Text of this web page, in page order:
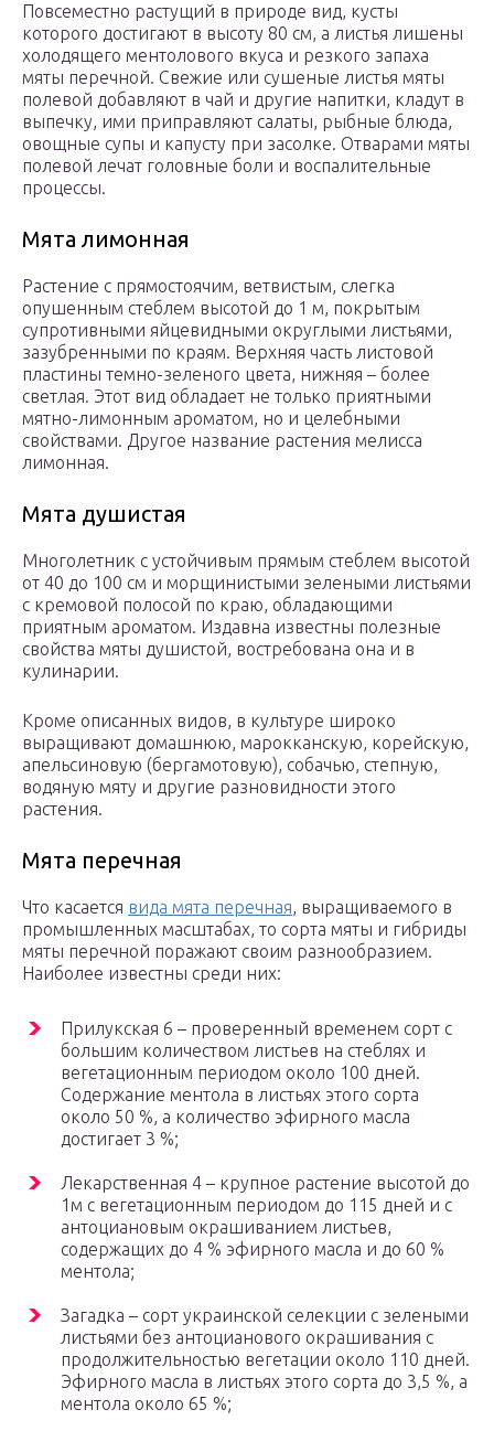
Повсеместно растущий в природе вид, кусты
которого достигают в высоту 80 см, а листья лишены
холодящего ментолового вкуса и резкого запаха
мяты перечной. Свежие или сушеные листья мяты
полевой добавляют в чай и другие напитки, кладут в
выпечку, ими приправляют салаты, рыбные блюда,
овощные супы и капусту при засолке. Отварами мяты
полевой лечат головные боли и воспалительные
процессы.
Мята лимонная
Растение с прямостоячим, ветвистым, слегка
опушенным стеблем высотой до 1 м, покрытым
супротивными яйцевидными округлыми листьями,
зазубренными по краям. Верхняя часть листовой
пластины темно-зеленого цвета, нижняя – более
светлая. Этот вид обладает не только приятными
мятно-лимонным ароматом, но и целебными
свойствами. Другое название растения мелисса
лимонная.
Мята душистая
Многолетник с устойчивым прямым стеблем высотой
от 40 до 100 см и морщинистыми зелеными листьями
с кремовой полосой по краю, обладающими
приятным ароматом. Издавна известны полезные
свойства мяты душистой, востребована она и в
кулинарии.
Кроме описанных видов, в культуре широко
выращивают домашнюю, марокканскую, корейскую,
апельсиновую (бергамотовую), собачью, степную,
водяную мяту и другие разновидности этого
растения.
Мята перечная
Что касается вида мята перечная, выращиваемого в
промышленных масштабах, то сорта мяты и гибриды
мяты перечной поражают своим разнообразием.
Наиболее известны среди них:
Прилукская 6 – проверенный временем сорт с
большим количеством листьев на стеблях и
вегетационным периодом около 100 дней.
Содержание ментола в листьях этого сорта
около 50 %, а количество эфирного масла
достигает 3 %;
Лекарственная 4 – крупное растение высотой до
1м с вегетационным периодом до 115 дней и с
антоциановым окрашиванием листьев,
содержащих до 4 % эфирного масла и до 60 %
ментола;
Загадка – сорт украинской селекции с зелеными
листьями без антоцианового окрашивания с
продолжительностью вегетации около 110 дней.
Эфирного масла в листьях этого сорта до 3,5 %, а
ментола около 65 %;